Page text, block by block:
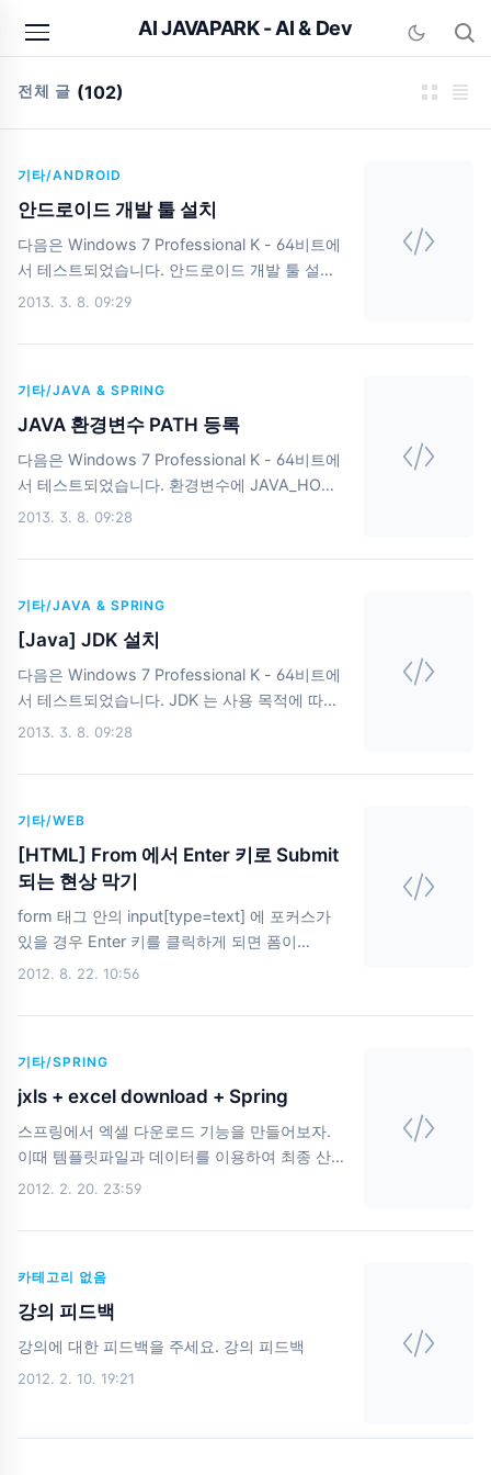
AI JAVAPARK - AI & Dev
전체 글 (102)
기타/ANDROID
안드로이드 개발 툴 설치
다음은 Windows 7 Professional K - 64비트에
서 테스트되었습니다. 안드로이드 개발 툴 설치
안드로이드를 개발을 위해서는 우선 JDK를 설치
(http://developer.android.com) 에 접속하여
안드로이드 관련 뉴스나 도움말도 잘 되어 있으
니 안드로이드 개발을 위해서라면 꼭 필요한 사
Android
SDK(http://developer.android.com/sdk/index.html)
이다. Download The SDK 를 선택하여 개발에
2013. 3. 8. 09:29
기타/JAVA & SPRING
JAVA 환경변수 PATH 등록
다음은 Windows 7 Professional K - 64비트에
서 테스트되었습니다. 환경변수에 JAVA_HOME
을 등록하고 PATH 를 설정하여 언제 어디에서나
을 설명한 것이다. 1. [탐색기 - 컴퓨터 - 속성] 순
시스템변수 - 새로만들기, JAVA_HOME 생성 5.
Path 에 JAVA_HOME\bin 등록 6. WindowKey
C:\Users\jypark>java -version java version
"1.6.0_43" Java(TM) SE Runtime
Environment (build 1.6.0_43-b01) Java
2013. 3. 8. 09:28
기타/JAVA & SPRING
[Java] JDK 설치
다음은 Windows 7 Professional K - 64비트에
서 테스트되었습니다. JDK 는 사용 목적에 따라
Java EE, Java SE, Java ME 등으로 제공되는
로드 http://java.sun.com 에서 JDK를 다운로드
인수하여
http://www.oracle.com/technetwork/java/index.html
로 전환되는 것을 볼 수 있다. JDK 설치 다운받
이때 설치경로를 바꿀 수 있지만 디폴트로 설치
하겠다. JDK 확인 Window + R (실행) 을 눌러
입력 창에 cmd 를 적고 엔터를 누르면 까만 명령
2013. 3. 8. 09:28
기타/WEB
[HTML] From 에서 Enter 키로 Submit
되는 현상 막기
form 태그 안의 input[type=text] 에 포커스가
있을 경우 Enter 키를 클릭하게 되면 폼이
Submit 됩니다. 이는 브라우저의 기본 동작으로
는 것입니다. 예를 들어 form 의 action 이 지정
을 볼 수 있죠. 이 현상도 의도하지 않았다면 사
용자 입장에서는 황당한 경우라고 할 수 있겠죠?
는 현상을 막으려면 다음의 코드를 이용하면 됩
니다. * HTML제목 : *
Script$("#testForm").submit(function()
2012. 8. 22. 10:56
기타/SPRING
jxls + excel download + Spring
스프링에서 엑셀 다운로드 기능을 만들어보자.
이때 템플릿파일과 데이터를 이용하여 최종 산출
물을 만들어 보자. 이때 JXLS 를 이용할 것이다.
org.apache.poi poi 3.7 org.apache.poi poi-
servlet-context.xml views.xml
UserExcelView public class UserExcelView
protected void buildExcelDocument(Map
model, HSSFWorkbook workbook,
2012. 2. 20. 23:59
카테고리 없음
강의 피드백
강의에 대한 피드백을 주세요. 강의 피드백
2012. 2. 10. 19:21